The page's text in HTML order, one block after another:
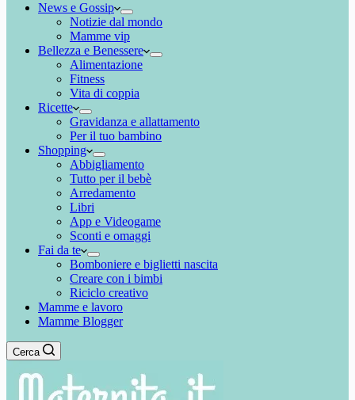
News e Gossip
Notizie dal mondo
Mamme vip
Bellezza e Benessere
Alimentazione
Fitness
Vita di coppia
Ricette
Gravidanza e allattamento
Per il tuo bambino
Shopping
Abbigliamento
Tutto per il bebè
Arredamento
Libri
App e Videogame
Sconti e omaggi
Fai da te
Bomboniere e biglietti nascita
Creare con i bimbi
Riciclo creativo
Mamme e lavoro
Mamme Blogger
Cerca